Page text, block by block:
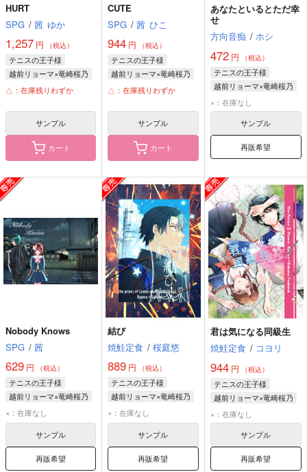
HURT
SPG / 茜 ゆか
1,257 円 （税込）
テニスの王子様
越前リョーマ×竜崎桜乃
越前リョーマ
△：在庫残りわずか
サンプル
カート
CUTE
SPG / 茜 ひこ
944 円 （税込）
テニスの王子様
越前リョーマ×竜崎桜乃
越前リョーマ
△：在庫残りわずか
サンプル
カート
あなたといるとただ幸
せ
方向音痴 / ホシ
472円 （税込）
テニスの王子様
越前リョーマ×竜崎桜乃
越前リョーマ
竜崎桜乃
×：在庫なし
サンプル
再販希望
Nobody Knows
SPG / 茜
629 円 （税込）
テニスの王子様
越前リョーマ×竜崎桜乃
越前リョーマ
竜崎桜乃
×：在庫なし
サンプル
再販希望
結び
焼鮭定食 / 桜庭悠
889 円 （税込）
テニスの王子様
越前リョーマ×竜崎桜乃
越前リョーマ
竜崎桜乃
×：在庫なし
サンプル
再販希望
君は気になる同級生
焼鮭定食 / コヨリ
944円 （税込）
テニスの王子様
越前リョーマ×竜崎桜乃
越前リョーマ
竜崎桜乃
×：在庫なし
サンプル
再販希望